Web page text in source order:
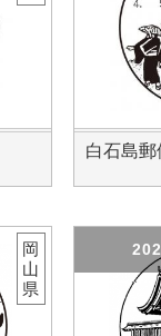
白石島郵
岡
山
県